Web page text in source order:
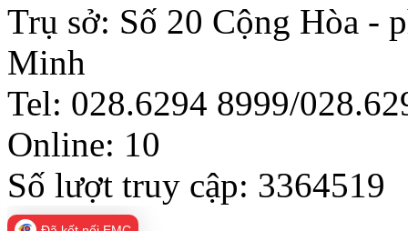
Trụ sở: Số 20 Cộng Hòa -
Minh
Tel: 028.6294 8999/
Online: 10
Số lượt truy cập: 3364519